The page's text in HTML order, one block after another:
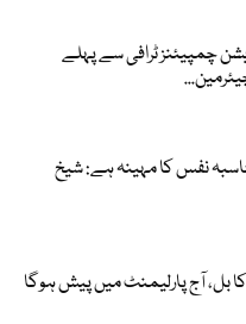
چمپیئنز ٹرافی سے پہلے
نفس کا مہینہ ہے: شیخ
بل، آج پارلیمنٹ میں پیش ہوگا